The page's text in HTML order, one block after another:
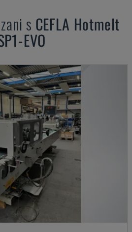
s CEFLA Hotmelt
EVO